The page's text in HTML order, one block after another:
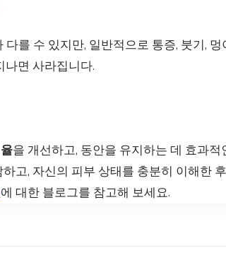
다를 수 있지만, 일반적으로 통증, 붓기,
나면 사라집니다.
을 개선하고, 동안을 유지하는 데 효과
고, 자신의 피부 상태를 충분히 이해한
에 대한 블로그를 참고해 보세요.